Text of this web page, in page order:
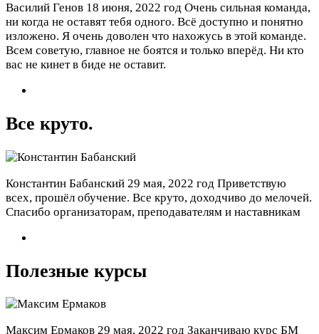
Василий Генов 18 июня, 2022 год Очень сильная команда,
ни когда не оставят тебя одного. Всё доступно и понятно
изложено. Я очень доволен что нахожусь в этой команде.
Всем советую, главное не боятся и только вперёд. Ни кто
вас не кинет в биде не оставит.
Все круто.
Константин Бабанский 29 мая, 2022 год Приветствую
всех, прошёл обучение. Все круто, доходчиво до мелочей.
Спасибо организаторам, преподавателям и наставникам
Полезные курсы
Максим Ермаков 29 мая, 2022 год Заканчиваю курс БМ